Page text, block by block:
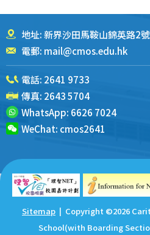
地址: 新界沙田馬鞍山錦英路2號
電郵: mail@cmos.edu.hk
電話: 2641 9733
傳真: 2643 5704
WhatsApp: 6626 7024
WeChat: cmos2641
Sitemap | Copyright ©2026
School(with Boarding